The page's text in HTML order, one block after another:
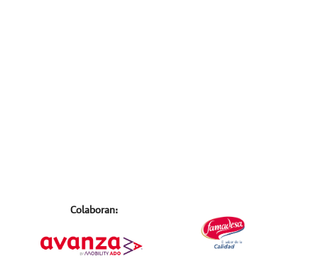
Colaboran: